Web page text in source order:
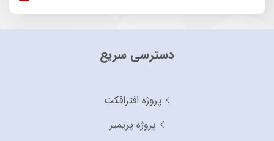
دسترسی سریع
پروژه افترافکت
پروژه پریمیر